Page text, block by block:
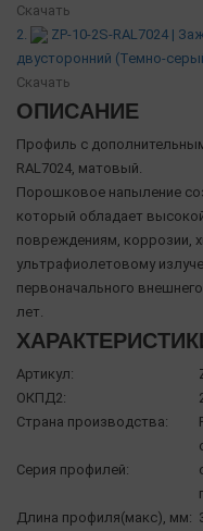
Скачать
2.
ZP-10-2S-RAL7024 |
двусторонний (Темно-
Скачать
ОПИСАНИЕ
Профиль с
RAL7024, матовый.
Порошковое напыление
который обладает
повреждениям, коррозии,
ультрафиолетовому
первоначального
лет.
Артикул:
ОКПД2:
Страна производства:
Серия профилей:
Длина профиля(макс), мм: